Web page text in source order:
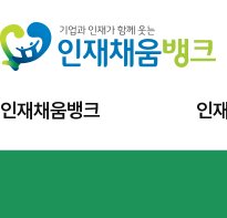
인재채움뱅크 인